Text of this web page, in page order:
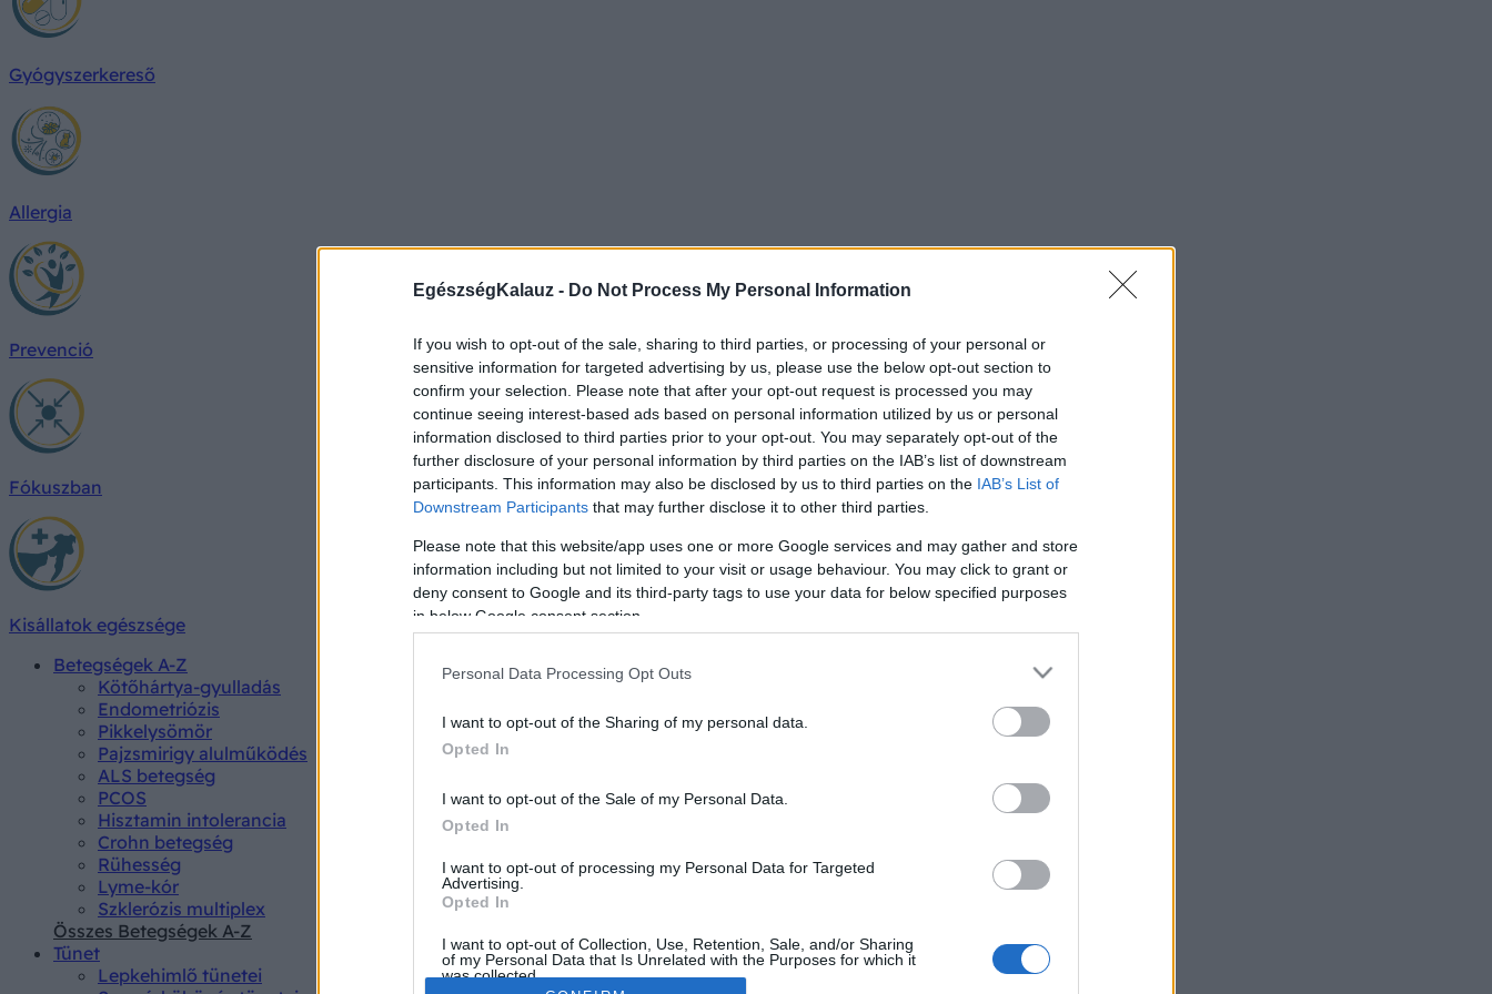
EgészségKalauz - Do Not Process My Personal Information
If you wish to opt-out of the sale, sharing to third parties, or processing of your personal or
sensitive information for targeted advertising by us, please use the below opt-out section to
confirm your selection. Please note that after your opt-out request is processed you may
continue seeing interest-based ads based on personal information utilized by us or personal
information disclosed to third parties prior to your opt-out. You may separately opt-out of the
further disclosure of your personal information by third parties on the IAB’s list of downstream
participants. This information may also be disclosed by us to third parties on the IAB’s List of
Downstream Participants that may further disclose it to other third parties.
Please note that this website/app uses one or more Google services and may gather and store
information including but not limited to your visit or usage behaviour. You may click to grant or
deny consent to Google and its third-party tags to use your data for below specified purposes
in below Google consent section.
Personal Data Processing Opt Outs
I want to opt-out of the Sharing of my personal data.
Opted In
I want to opt-out of the Sale of my Personal Data.
Opted In
I want to opt-out of processing my Personal Data for Targeted
Advertising.
Opted In
I want to opt-out of Collection, Use, Retention, Sale, and/or Sharing
of my Personal Data that Is Unrelated with the Purposes for which it
was collected.
Gyógyszerkereső
Allergia
Prevenció
Fókuszban
Kisállatok egészsége
Betegségek A-Z
Kötőhártya-gyulladás
Endometriózis
Pikkelysömör
Pajzsmirigy alulműködés
ALS betegség
PCOS
Hisztamin intolerancia
Crohn betegség
Rühesség
Lyme-kór
Szklerózis multiplex
Összes Betegségek A-Z
Tünet
Lepkehimlő tünetei